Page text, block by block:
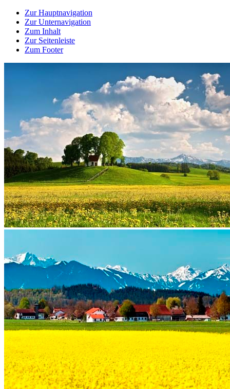
Zur Hauptnavigation
Zur Unternavigation
Zum Inhalt
Zur Seitenleiste
Zum Footer